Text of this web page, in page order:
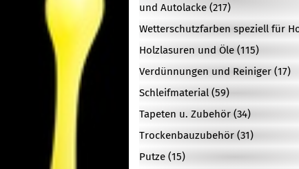
und Autolacke (217)
Wetterschutzfarben speziell für
Holzlasuren und Öle (115)
Verdünnungen und Reiniger (17)
Schleifmaterial (59)
Tapeten u. Zubehör (34)
Trockenbauzubehör (31)
Putze (15)